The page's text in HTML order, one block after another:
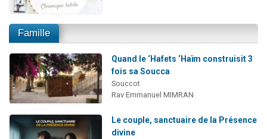
Famille
Quand le ‘Hafets ‘Haïm construisit 3
fois sa Soucca
Souccot
Rav Emmanuel MIMRAN
Le couple, sanctuaire de la Présence
divine